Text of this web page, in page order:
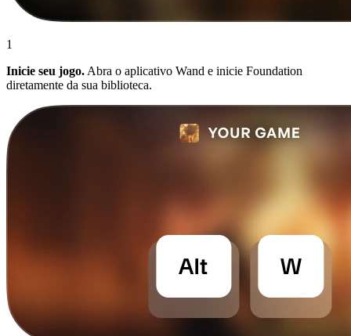
1
Inicie seu jogo. Abra o aplicativo Wand e inicie Foundation
diretamente da sua biblioteca.